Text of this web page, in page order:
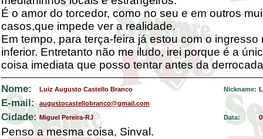
É o amor do torcedor, como no seu e em outros
casos,que impede ver a realidade.
Em tempo, para terça-feira já estou com o ingresso
inferior. Entretanto não me iludo, irei porque é a
coisa imediata que posso tentar antes da
Nome: Luiz Augusto Castello Branco Nickname:
E-mail: augustocastellobranco@gmail.com
Cidade: Miguel Pereira-RJ Data:
Penso a mesma coisa, Sinval.